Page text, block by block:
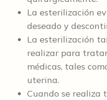
La esterilización
deseado y
La esterilización
realizar para
médicas, tales
uterina.
Cuando se realiza